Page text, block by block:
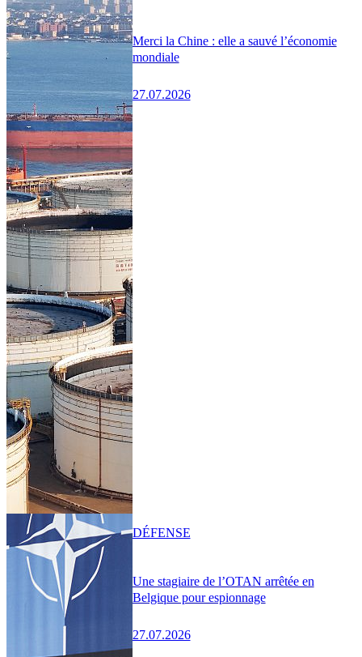
Merci la Chine : elle a sauvé l’économie
mondiale
27.07.2026
Une stagiaire de l’OTAN arrêtée en
Belgique pour espionnage
27.07.2026
DÉFENSE